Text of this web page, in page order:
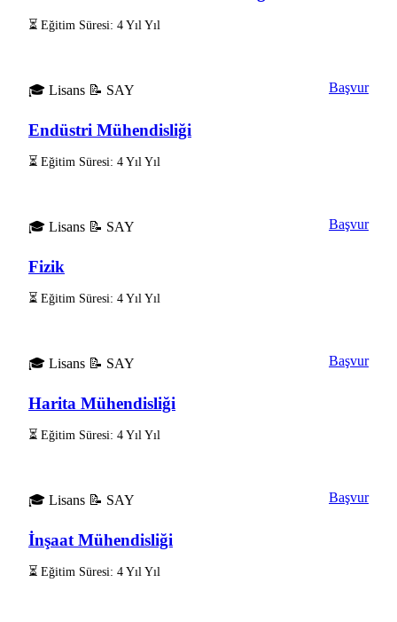
⏳ Eğitim Süresi: 4 Yıl Yıl
🎓 Lisans 📝 SAY
Endüstri Mühendisliği
⏳ Eğitim Süresi: 4 Yıl Yıl
Başvur
🎓 Lisans 📝 SAY
Fizik
⏳ Eğitim Süresi: 4 Yıl Yıl
Başvur
🎓 Lisans 📝 SAY
Harita Mühendisliği
⏳ Eğitim Süresi: 4 Yıl Yıl
Başvur
🎓 Lisans 📝 SAY
İnşaat Mühendisliği
⏳ Eğitim Süresi: 4 Yıl Yıl
Başvur